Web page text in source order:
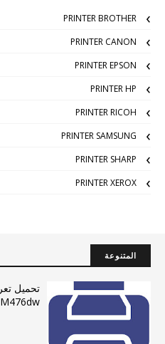
PRINTER BROTHER
PRINTER CANON
PRINTER EPSON
PRINTER HP
PRINTER RICOH
PRINTER SAMSUNG
PRINTER SHARP
PRINTER XEROX
المتنوعة
M476dw